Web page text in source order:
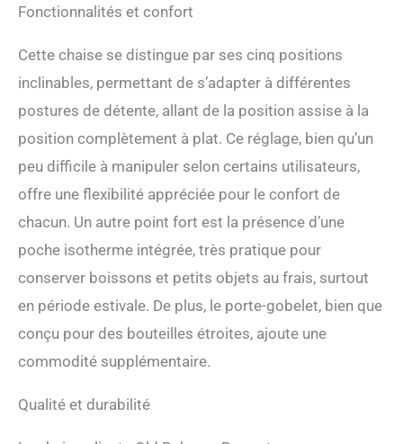
un maillot de bain, ce qui
avec glacière un séchoir
pratique en plein air. Il y a
un sac de glace de grande
capacité sur le côté de la
également un simple porte-
gobelet caché pour fournir
l'été chaud. Tubes en
aluminium antirouille
concentre sur le contrôle de
la qualité, chaque tissu et
sélectionnés. Le cadre en
aluminium ferme et le tissu
chaise de plage basse
Fonctionnalités et confort
Cette chaise se distingue par ses cinq positions
inclinables, permettant de s’adapter à différentes
postures de détente, allant de la position assise à la
position complètement à plat. Ce réglage, bien qu’un
peu difficile à manipuler selon certains utilisateurs,
offre une flexibilité appréciée pour le confort de
chacun. Un autre point fort est la présence d’une
poche isotherme intégrée, très pratique pour
conserver boissons et petits objets au frais, surtout
en période estivale. De plus, le porte-gobelet, bien que
conçu pour des bouteilles étroites, ajoute une
commodité supplémentaire.
Qualité et durabilité